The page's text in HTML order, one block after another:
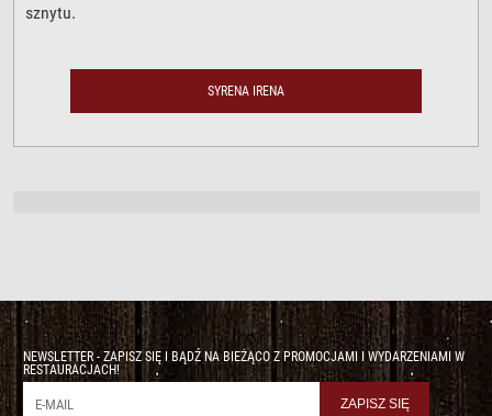
sznytu.
SYRENA IRENA
NEWSLETTER - ZAPISZ SIĘ I BĄDŹ NA BIEŻĄCO Z PROMOCJAMI I WYDARZENIAMI W
RESTAURACJACH!